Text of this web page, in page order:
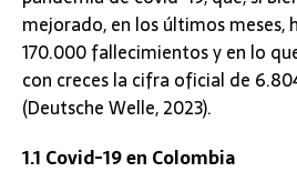
mejorado, en los últimos meses,
170.000 fallecimientos y en lo
con creces la cifra oficial de
(Deutsche Welle, 2023).
1.1 Covid-19 en Colombia